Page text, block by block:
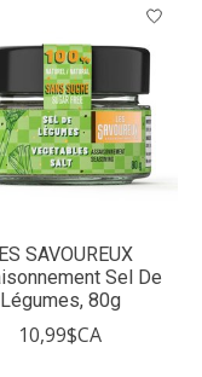
SAVOUREUX
Sel De
Légumes, 80g
10,99$CA